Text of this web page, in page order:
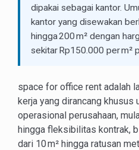
dipakai sebagai kantor.
kantor yang disewakan
hingga 200 m² dengan
sekitar Rp150.000 per m²
space for office rent adalah
kerja yang dirancang khusus
operasional perusahaan,
hingga fleksibilitas kontrak,
dari 10 m² hingga ratusan